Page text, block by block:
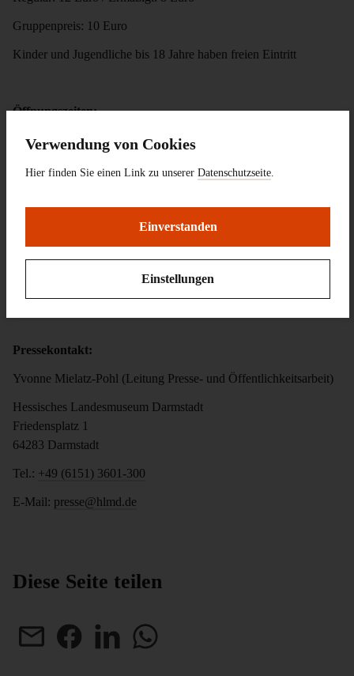
Gruppenpreis: 10 Euro
Kinder und Jugendliche bis 18 Jahre haben freien Eintritt
Öffnungszeiten:
Pressemitteilung zum Download
Pressekontakt:
Yvonne Mielatz-Pohl (Leitung Presse- und Öffentlichkeitsarbeit)
Hessisches Landesmuseum Darmstadt
Friedensplatz 1
64283 Darmstadt
Tel.: +49 (6151) 3601-300
E-Mail: presse@hlmd.de
Diese Seite teilen
Verwendung von Cookies
Hier finden Sie einen Link zu unserer Datenschutzseite
Einverstanden
Einstellungen